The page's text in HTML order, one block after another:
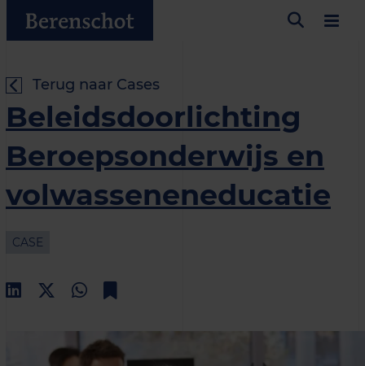
Terug naar Cases
Beleidsdoorlichting
Beroepsonderwijs en
volwasseneneducatie
CASE